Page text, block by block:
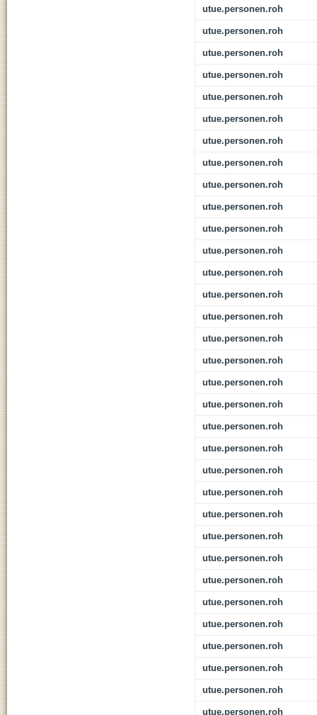
utue.personen.roh
utue.personen.roh
utue.personen.roh
utue.personen.roh
utue.personen.roh
utue.personen.roh
utue.personen.roh
utue.personen.roh
utue.personen.roh
utue.personen.roh
utue.personen.roh
utue.personen.roh
utue.personen.roh
utue.personen.roh
utue.personen.roh
utue.personen.roh
utue.personen.roh
utue.personen.roh
utue.personen.roh
utue.personen.roh
utue.personen.roh
utue.personen.roh
utue.personen.roh
utue.personen.roh
utue.personen.roh
utue.personen.roh
utue.personen.roh
utue.personen.roh
utue.personen.roh
utue.personen.roh
utue.personen.roh
utue.personen.roh
utue.personen.roh